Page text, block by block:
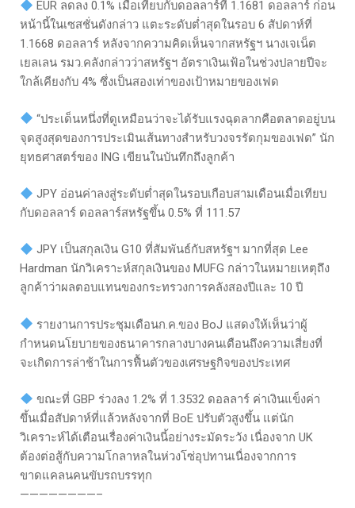
EUR ลดลง 0.1% เมื่อเทียบกับดอลลาร์ที่ 1.1681 ดอลลาร์ ก่อน
หน้านี้ในเซสชั่นดังกล่าว แตะระดับต่ำสุดในรอบ 6 สัปดาห์ที่
1.1668 ดอลลาร์ หลังจากความคิดเห็นจากสหรัฐฯ นางเจเน็ต
เยลเลน รมว.คลังกล่าวว่าสหรัฐฯ อัตราเงินเฟ้อในช่วงปลายปีจะ
ใกล้เคียงกับ 4% ซึ่งเป็นสองเท่าของเป้าหมายของเฟด
“ประเด็นหนึ่งที่ดูเหมือนว่าจะได้รับแรงฉุดลากคือตลาดอยู่บน
จุดสูงสุดของการประเมินเส้นทางสำหรับวงจรรัดกุมของเฟด” นัก
ยุทธศาสตร์ของ ING เขียนในบันทึกถึงลูกค้า
JPY อ่อนค่าลงสู่ระดับต่ำสุดในรอบเกือบสามเดือนเมื่อเทียบ
กับดอลลาร์ ดอลลาร์สหรัฐขึ้น 0.5% ที่ 111.57
JPY เป็นสกุลเงิน G10 ที่สัมพันธ์กับสหรัฐฯ มากที่สุด Lee
Hardman นักวิเคราะห์สกุลเงินของ MUFG กล่าวในหมายเหตุถึง
ลูกค้าว่าผลตอบแทนของกระทรวงการคลังสองปีและ 10 ปี
รายงานการประชุมเดือนก.ค.ของ BoJ แสดงให้เห็นว่าผู้
กำหนดนโยบายของธนาคารกลางบางคนเตือนถึงความเสี่ยงที่
จะเกิดการล่าช้าในการฟื้นตัวของเศรษฐกิจของประเทศ
ขณะที่ GBP ร่วงลง 1.2% ที่ 1.3532 ดอลลาร์ ค่าเงินแข็งค่า
ขึ้นเมื่อสัปดาห์ที่แล้วหลังจากที่ BoE ปรับตัวสูงขึ้น แต่นัก
วิเคราะห์ได้เตือนเรื่องค่าเงินนี้อย่างระมัดระวัง เนื่องจาก UK
ต้องต่อสู้กับความโกลาหลในห่วงโซ่อุปทานเนื่องจากการ
ขาดแคลนคนขับรถบรรทุก
————————–